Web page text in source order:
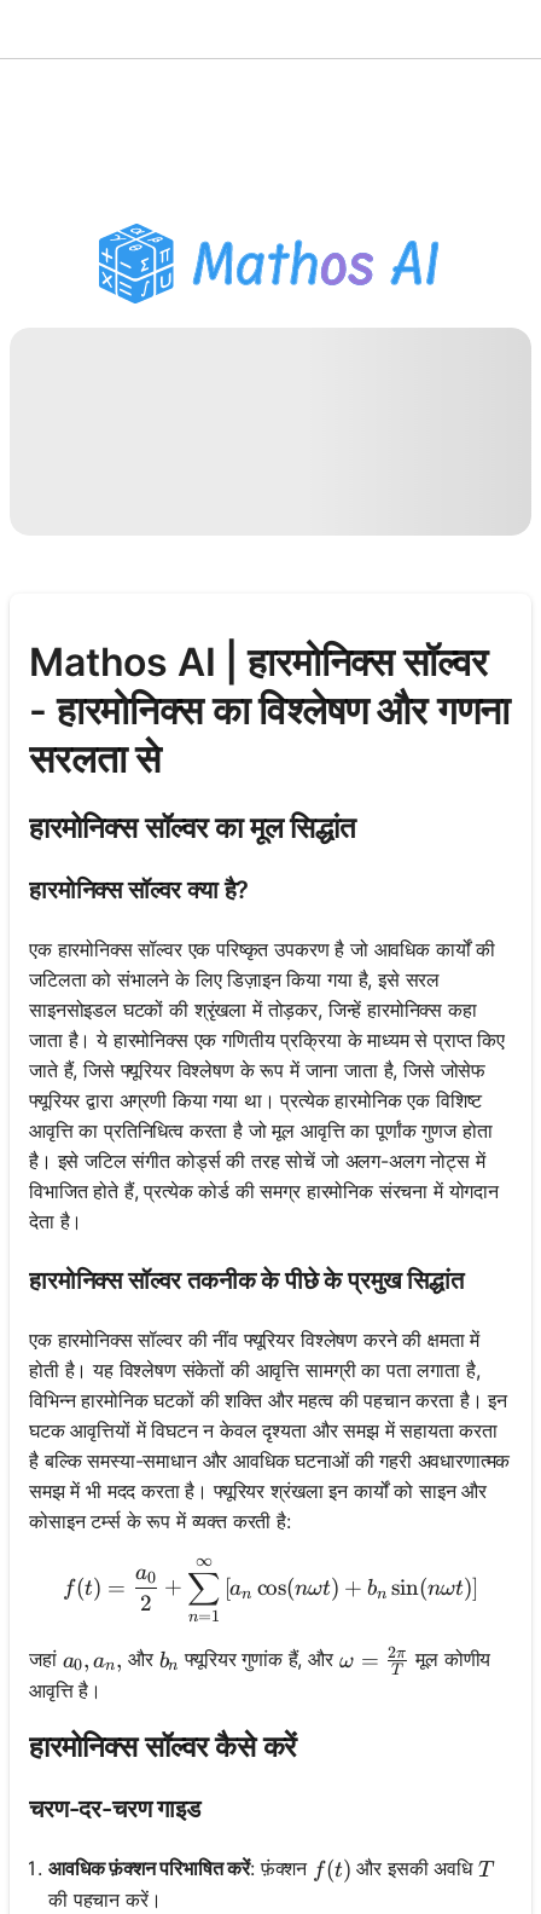
PDF होमवर्क सहायक
अध्ययन उपकरण
Mathos AI | हारमोनिक्स सॉल्वर
- हारमोनिक्स का विश्लेषण और गणना
सरलता से
हारमोनिक्स सॉल्वर का मूल सिद्धांत
हारमोनिक्स सॉल्वर क्या है?
एक हारमोनिक्स सॉल्वर एक परिष्कृत उपकरण है जो आवधिक कार्यों की
जटिलता को संभालने के लिए डिज़ाइन किया गया है, इसे सरल
साइनसोइडल घटकों की श्रृंखला में तोड़कर, जिन्हें हारमोनिक्स कहा
जाता है। ये हारमोनिक्स एक गणितीय प्रक्रिया के माध्यम से प्राप्त किए
जाते हैं, जिसे फ्यूरियर विश्लेषण के रूप में जाना जाता है, जिसे जोसेफ
फ्यूरियर द्वारा अग्रणी किया गया था। प्रत्येक हारमोनिक एक विशिष्ट
आवृत्ति का प्रतिनिधित्व करता है जो मूल आवृत्ति का पूर्णांक गुणज होता
है। इसे जटिल संगीत कोर्ड्स की तरह सोचें जो अलग-अलग नोट्स में
विभाजित होते हैं, प्रत्येक कोर्ड की समग्र हारमोनिक संरचना में योगदान
देता है।
हारमोनिक्स सॉल्वर तकनीक के पीछे के प्रमुख सिद्धांत
एक हारमोनिक्स सॉल्वर की नींव फ्यूरियर विश्लेषण करने की क्षमता में
होती है। यह विश्लेषण संकेतों की आवृत्ति सामग्री का पता लगाता है,
विभिन्न हारमोनिक घटकों की शक्ति और महत्व की पहचान करता है। इन
घटक आवृत्तियों में विघटन न केवल दृश्यता और समझ में सहायता करता
है बल्कि समस्या-समाधान और आवधिक घटनाओं की गहरी अवधारणात्मक
समझ में भी मदद करता है। फ्यूरियर श्रंखला इन कार्यों को साइन और
कोसाइन टर्म्स के रूप में व्यक्त करती है:
f(t) =
2
a0 +
n=1
∑
∞
[an cos(nωt) + bn sin(nωt)]
जहां a_0, a_n,
a0, an, और b_n
bn फ्यूरियर गुणांक हैं, और \omega =
ω = T
2π मूल कोणीय
आवृत्ति है।
हारमोनिक्स सॉल्वर कैसे करें
चरण-दर-चरण गाइड
आवधिक फ़ंक्शन परिभाषित करें: फ़ंक्शन f(t)
f(t) और इसकी अवधि T
T
की पहचान करें।